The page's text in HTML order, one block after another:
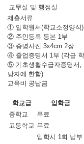
교무실 및 행정실
제출서류
① 입학원서(학교소정양식
② 주민등록 등본 1부
③ 증명사진 3x4cm 2장
④ 졸업증명서 1부 (각급
⑤ 기초생활수급자증명서,
당자에 한함)
교육비 공납금
학교급
입학금
중학교
무료
고등학교 무료
입학시 1회 납부